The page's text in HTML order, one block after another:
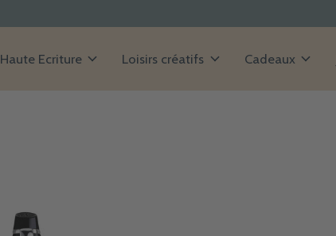
Haute Ecriture Loisirs créatifs Cadeaux